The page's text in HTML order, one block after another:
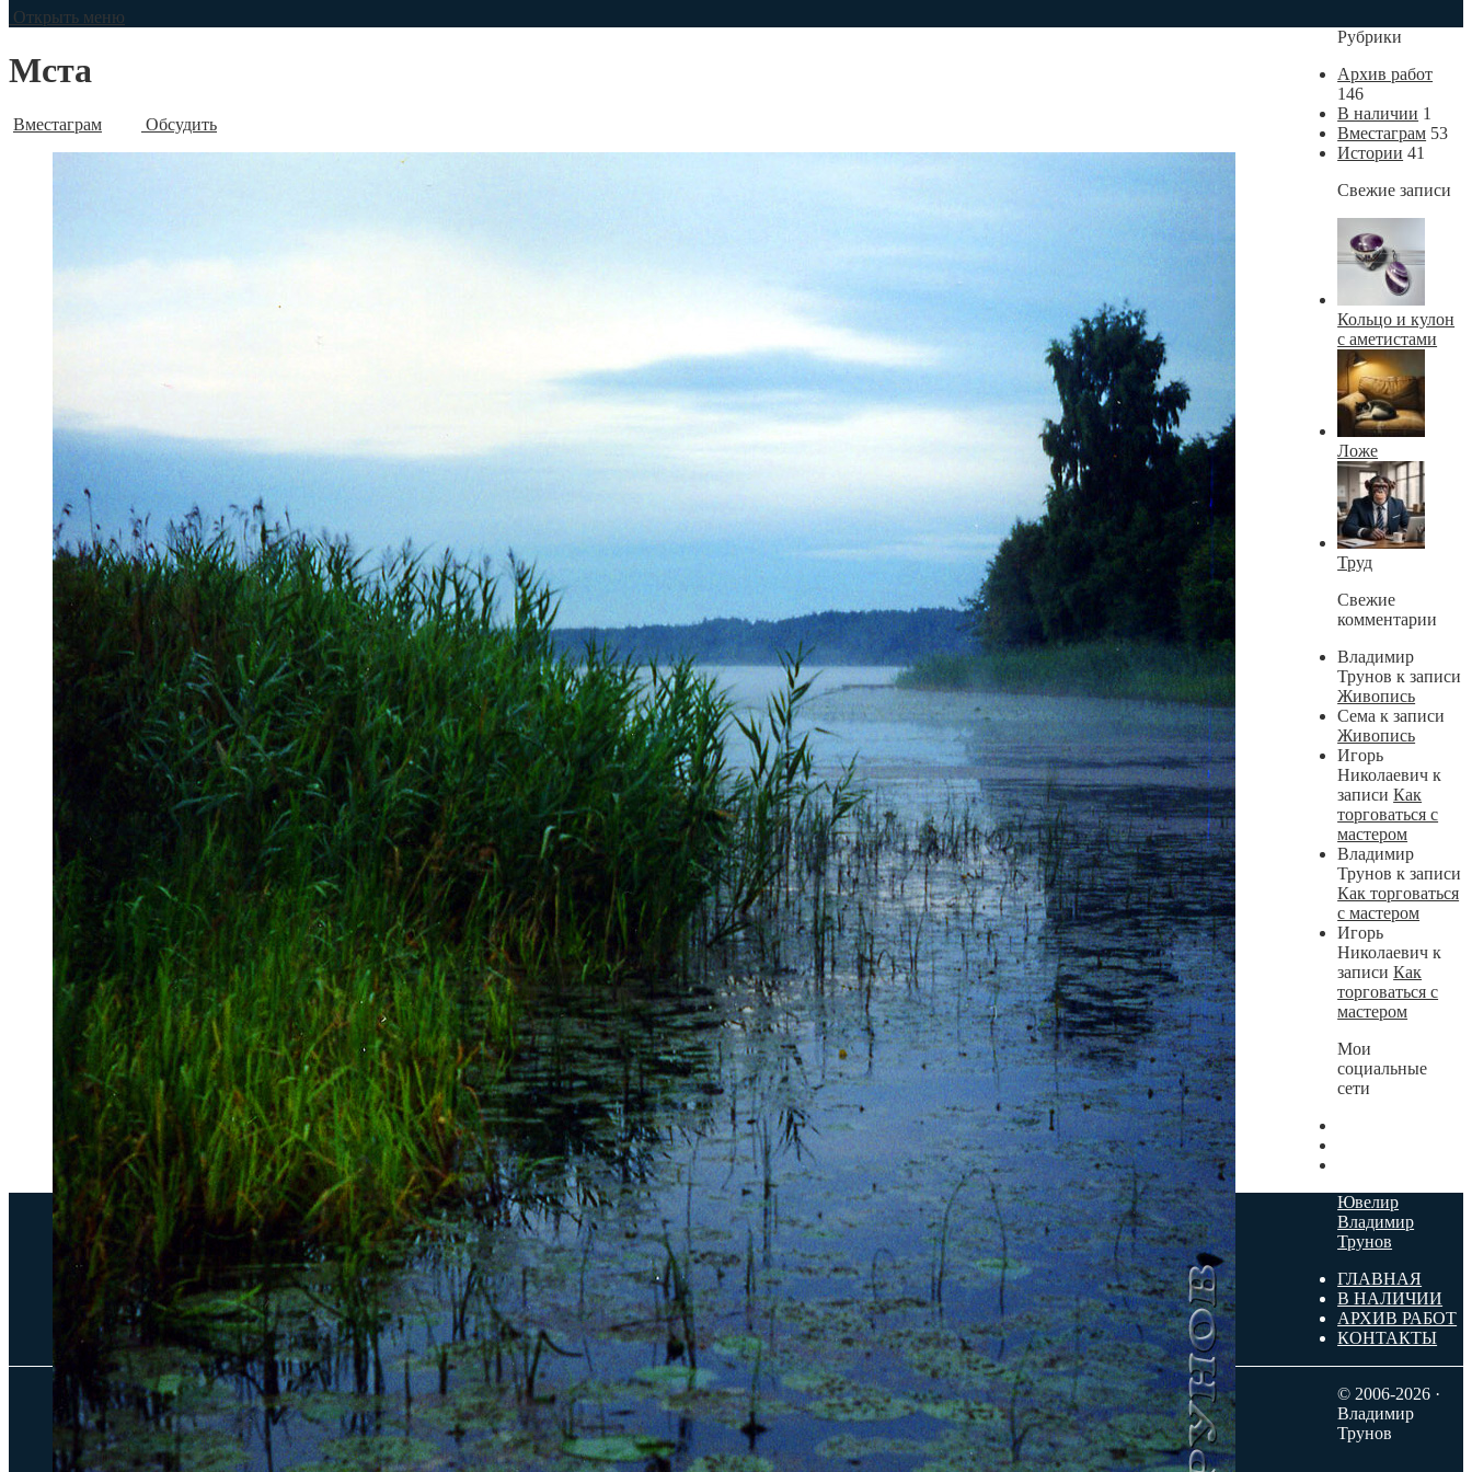
Открыть меню
Мста
Вместаграм Обсудить
Рубрики
Архив работ
146
В наличии 1
Вместаграм 53
Истории 41
Свежие записи
Кольцо и кулон
с аметистами
Ложе
Труд
Свежие
комментарии
Владимир
Трунов к записи
Живопись
Сема к записи
Живопись
Игорь
Николаевич к
записиКак
торговаться с
мастером
Владимир
Трунов к записи
Как торговаться
с мастером
Игорь
Николаевич к
записиКак
торговаться с
мастером
Мои
социальные
сети
Ювелир
Владимир
Трунов
ГЛАВНАЯ
В НАЛИЧИИ
АРХИВ РАБОТ
КОНТАКТЫ
© 2006-2026 ·
Владимир
Трунов